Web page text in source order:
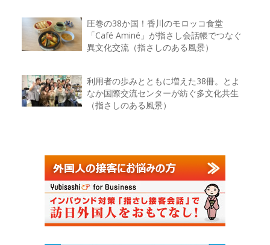
圧巻の38か国！香川のモロッコ食堂
「Café Aminé」が指さし会話帳でつなぐ
異文化交流（指さしのある風景）
利用者の歩みとともに増えた38冊。とよ
なか国際交流センターが紡ぐ多文化共生
（指さしのある風景）